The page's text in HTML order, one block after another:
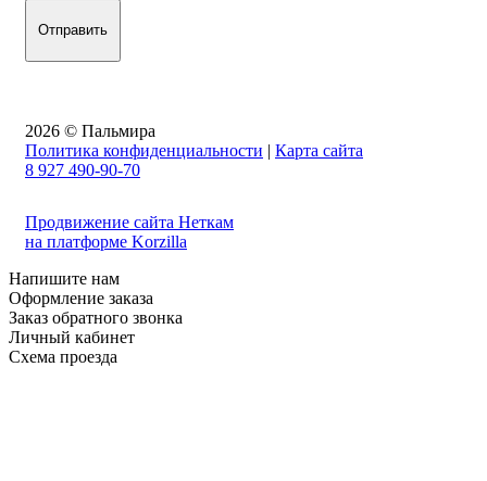
2026 © Пальмира
Политика конфиденциальности | Карта сайта
8 927 490-90-70
Продвижение сайта Неткам
на платформе Korzilla
Напишите нам
Оформление заказа
Заказ обратного звонка
Личный кабинет
Схема проезда